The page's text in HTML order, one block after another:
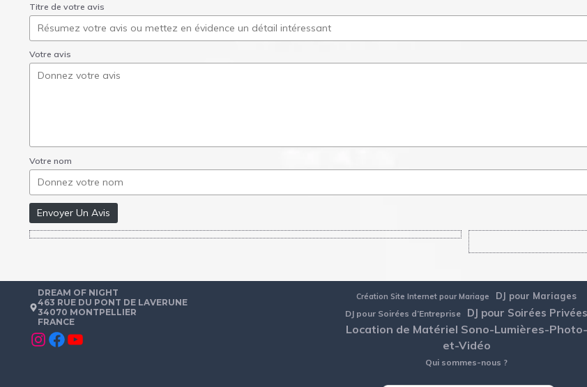
Titre de votre avis
Votre avis
Votre nom
Envoyer Un Avis
DREAM OF NIGHT
463 RUE DU PONT DE LAVERUNE
34070 MONTPELLIER
FRANCE
Instagram
Facebook
YouTube
Création Site Internet pour Mariage DJ pour Mariages
DJ pour Soirées d’Entreprise DJ pour Soirées Privées
Location de Matériel Sono-Lumières-Photo-
et-Vidéo
Qui sommes-nous ?